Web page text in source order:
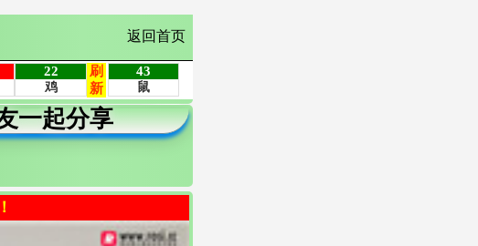
返回首页
一起分享